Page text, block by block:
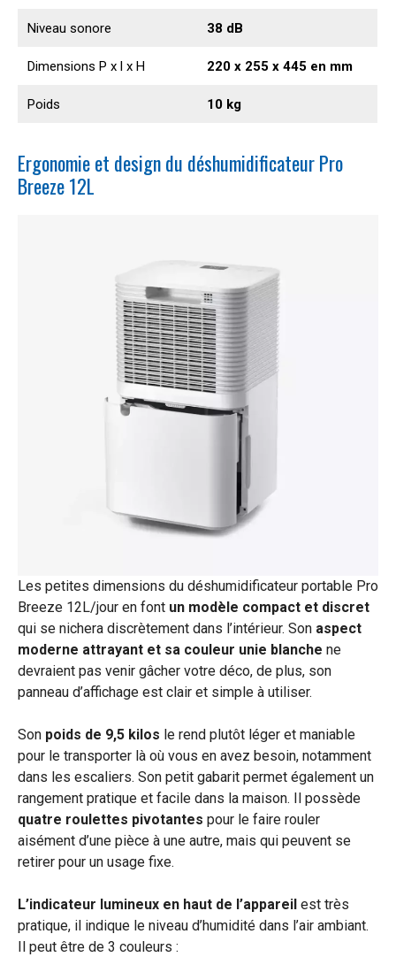
Niveau sonore 38 dB
Dimensions P x l x H 220 x 255 x 445 en mm
Poids 10 kg
Ergonomie et design du déshumidificateur Pro
Breeze 12L
Les petites dimensions du déshumidificateur portable Pro
Breeze 12L/jour en font un modèle compact et discret
qui se nichera discrètement dans l’intérieur. Son aspect
moderne attrayant et sa couleur unie blanche ne
devraient pas venir gâcher votre déco, de plus, son
panneau d’affichage est clair et simple à utiliser.
Son poids de 9,5 kilos le rend plutôt léger et maniable
pour le transporter là où vous en avez besoin, notamment
dans les escaliers. Son petit gabarit permet également un
rangement pratique et facile dans la maison. Il possède
quatre roulettes pivotantes pour le faire rouler
aisément d’une pièce à une autre, mais qui peuvent se
retirer pour un usage fixe.
L’indicateur lumineux en haut de l’appareil est très
pratique, il indique le niveau d’humidité dans l’air ambiant.
Il peut être de 3 couleurs :